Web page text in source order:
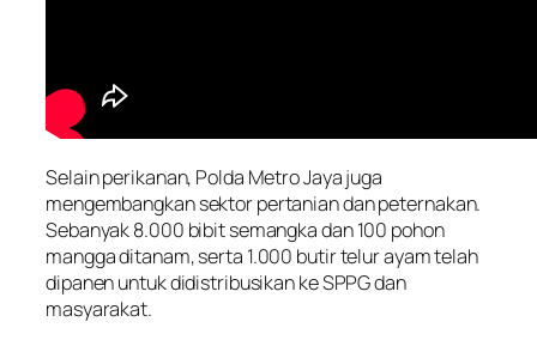
Selain perikanan, Polda Metro Jaya juga
mengembangkan sektor pertanian dan peternakan.
Sebanyak 8.000 bibit semangka dan 100 pohon
mangga ditanam, serta 1.000 butir telur ayam telah
dipanen untuk didistribusikan ke SPPG dan
masyarakat.